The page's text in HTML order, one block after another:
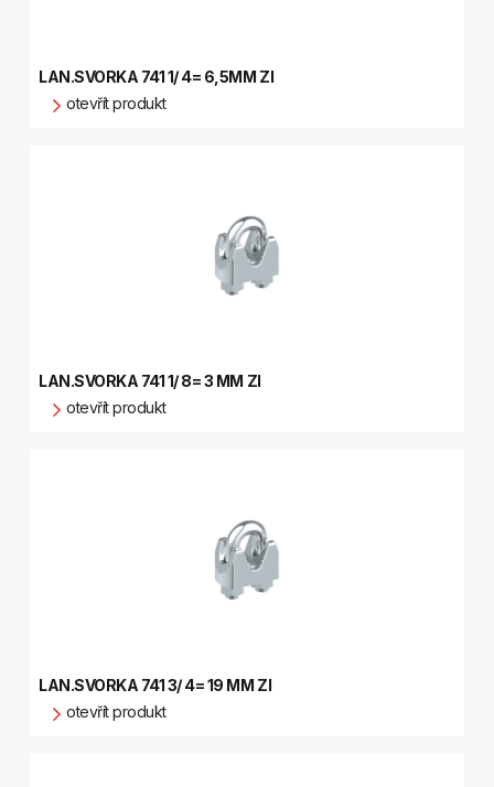
LAN.SVORKA 741 1/ 4= 6,5MM ZI
otevřít produkt
LAN.SVORKA 741 1/ 8= 3 MM ZI
otevřít produkt
LAN.SVORKA 741 3/ 4= 19 MM ZI
otevřít produkt